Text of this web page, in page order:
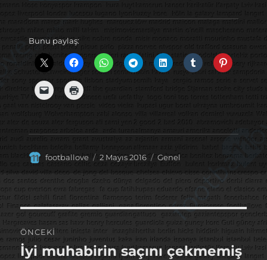
Bunu paylaş:
Yazar
footballove
Yayın
tarihi
2 Mayıs 2016 Kategoriler
Genel
Yazı
gezinmesi
ÖNCEKI
Önceki
İyi muhabirin saçını çekmemiş